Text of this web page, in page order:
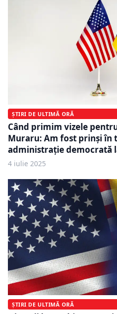
ȘTIRI DE ULTIMĂ ORĂ
Când primim vizele
Muraru: Am fost prinși în
administrație democrată
4 iulie 2025
ȘTIRI DE ULTIMĂ ORĂ